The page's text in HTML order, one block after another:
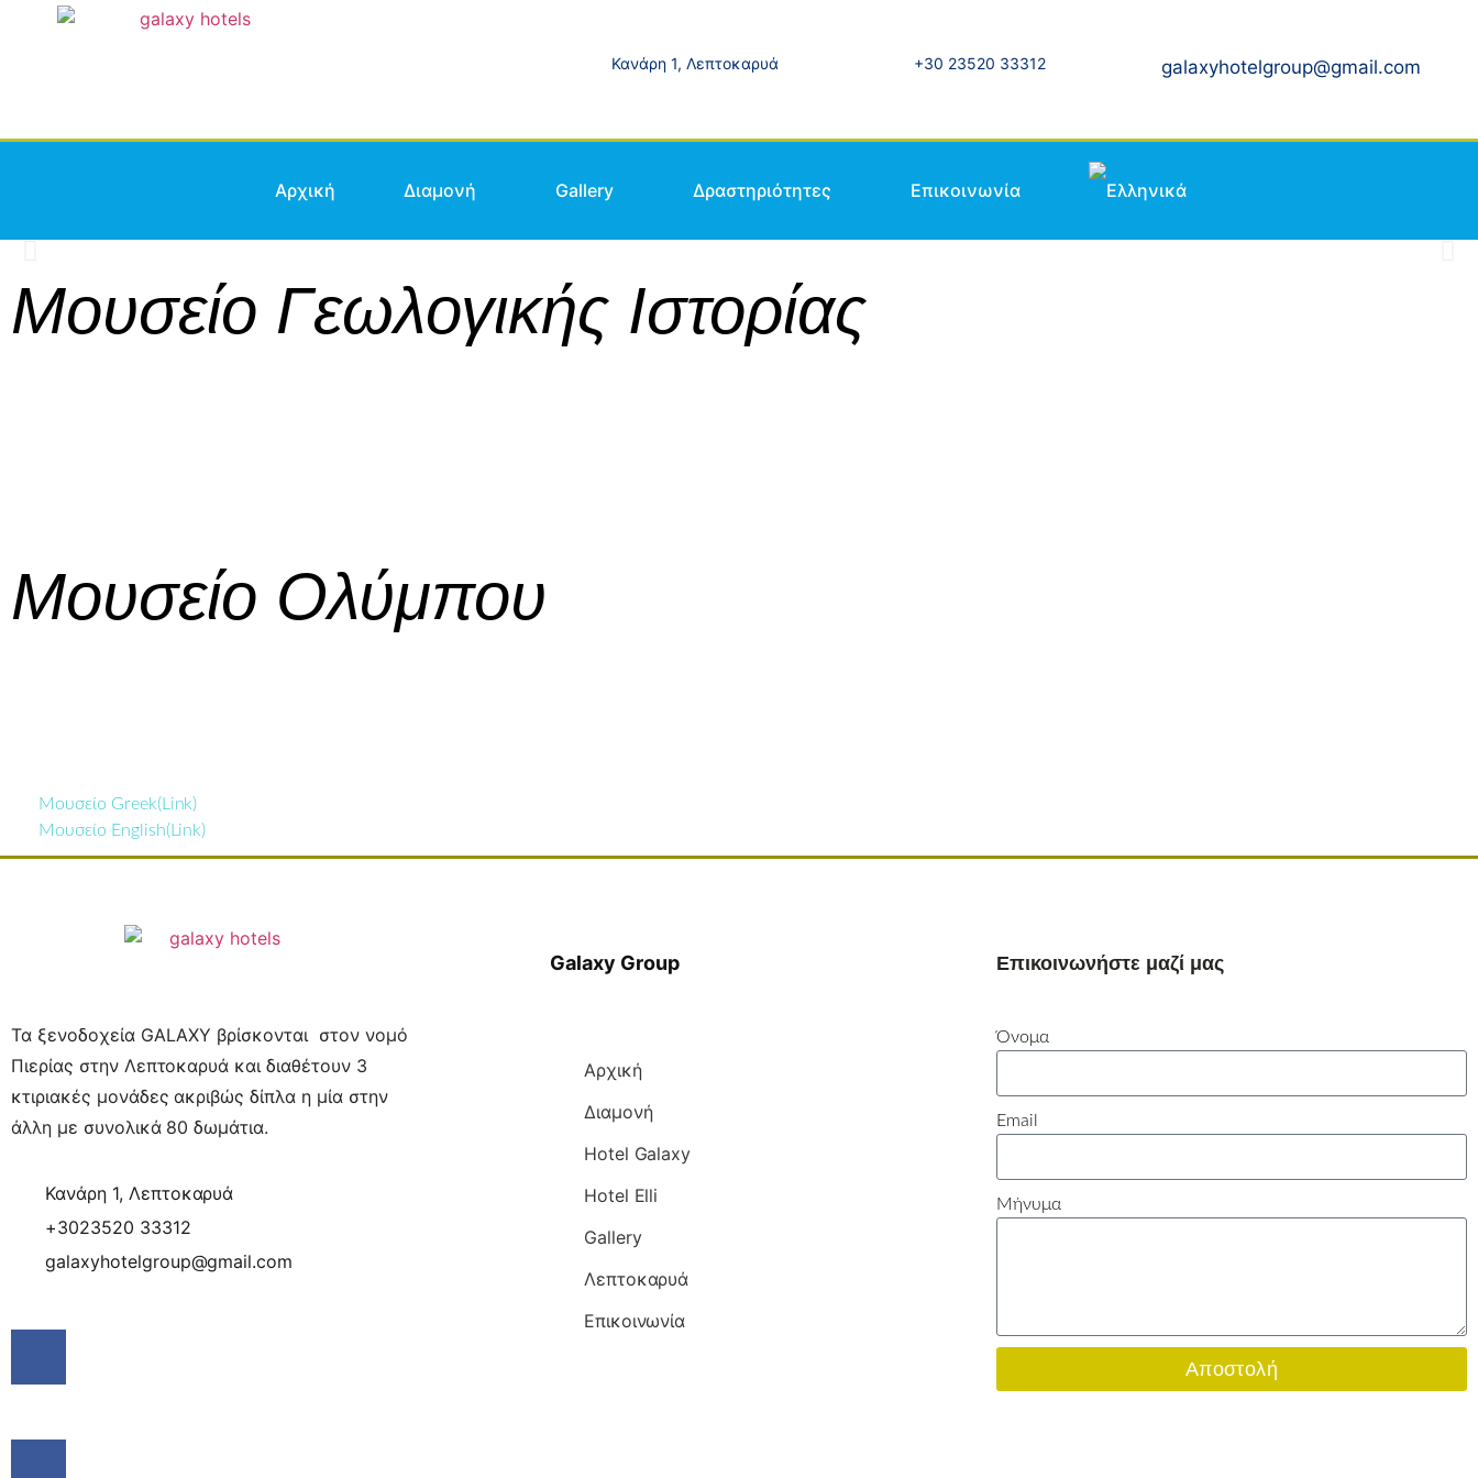
Κανάρη 1, Λεπτοκαρυά +30 23520 33312 galaxyhotelgroup@gmail.com
Αρχική Διαμονή Gallery Δραστηριότητες Επικοινωνία
Μουσείο Γεωλογικής Ιστορίας
Μουσείο Ολύμπου
Μουσείο Greek(Link)
Μουσείο English(Link)
Τα ξενοδοχεία GALAXY βρίσκονται στον νομό
Πιερίας στην Λεπτοκαρυά και διαθέτουν 3
κτιριακές μονάδες ακριβώς δίπλα η μία στην
άλλη με συνολικά 80 δωμάτια.
Κανάρη 1, Λεπτοκαρυά
+3023520 33312
galaxyhotelgroup@gmail.com
Galaxy Group
Αρχική
Διαμονή
Hotel Galaxy
Hotel Elli
Gallery
Λεπτοκαρυά
Επικοινωνία
Επικοινωνήστε μαζί μας
Όνομα
Email
Μήνυμα
Αποστολή